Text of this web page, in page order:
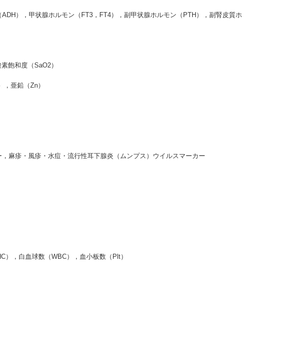
），甲状腺ホルモン（FT3，FT4），副甲状腺ホルモン（PTH），副腎皮質ホ
飽和度（SaO2）
亜鉛（Zn）
疹・風疹・水痘・流行性耳下腺炎（ムンプス）ウイルスマーカー
，白血球数（WBC），血小板数（Plt）